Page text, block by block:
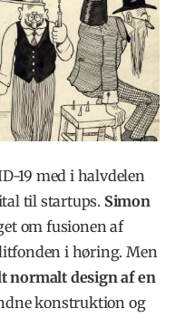
19 med i halvdelen
til startups. Simon
om fusionen af
i høring. Men
normalt design af en
konstruktion og